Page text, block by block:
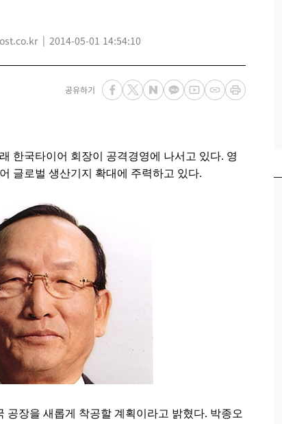
2014-05-01 14:54:10
공유하기
한국타이어 회장이 공격경영에 나서고 있다. 영
글로벌 생산기지 확대에 주력하고 있다.
공장을 새롭게 착공할 계획이라고 밝혔다. 박종오